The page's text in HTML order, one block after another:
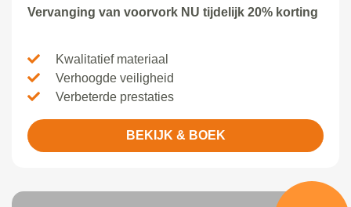
Vervanging van voorvork NU tijdelijk 20% korting
Kwalitatief materiaal
Verhoogde veiligheid
Verbeterde prestaties
BEKIJK & BOEK